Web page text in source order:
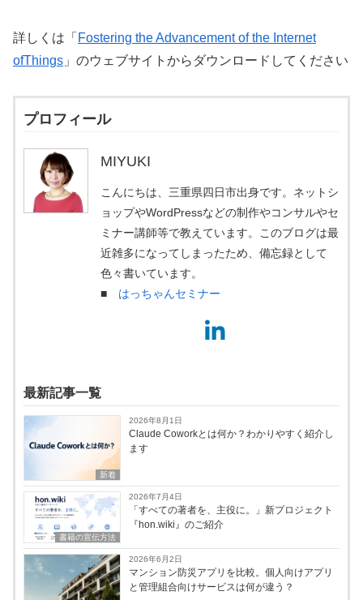
詳しくは「 Fostering the Advancement of the Internet
ofThings 」のウェブサイトからダウンロードしてください
プロフィール
MIYUKI
こんにちは、三重県四日市出身です。ネットシ
ョップやWordPressなどの制作やコンサルやセ
ミナー講師等で教えています。このブログは最
近雑多になってしまったため、備忘録として
色々書いています。
■ はっちゃんセミナー
最新記事一覧
新着
2026年8月1日
Claude Coworkとは何か？わかりやすく紹介し
ます
書籍の宣伝方法
2026年7月4日
「すべての著者を、主役に。」新プロジェクト
『hon.wiki』のご紹介
2026年6月2日
マンション防災アプリを比較。個人向けアプリ
と管理組合向けサービスは何が違う？